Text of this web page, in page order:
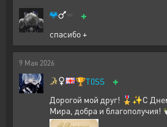
+
спасибо +
9 Мая 2026
🏆T0SS +
Дорогой мой друг! 🎖️✨С
Мира, добра и